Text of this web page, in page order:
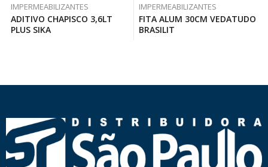
IMPERMEABILIZANTES
ADITIVO CHAPISCO 3,6LT
PLUS SIKA
IMPERMEABILIZANTES
FITA ALUM 30CM VEDATUDO
BRASILIT